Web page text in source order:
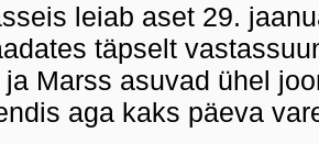
leiab aset 29.
täpselt
Marss asuvad ühel
aga kaks päeva